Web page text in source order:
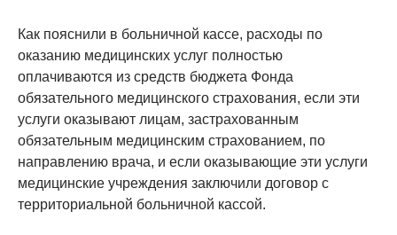
Как пояснили в больничной кассе, расходы по
оказанию медицинских услуг полностью
оплачиваются из средств бюджета Фонда
обязательного медицинского страхования, если эти
услуги оказывают лицам, застрахованным
обязательным медицинским страхованием, по
направлению врача, и если оказывающие эти услуги
медицинские учреждения заключили договор с
территориальной больничной кассой.